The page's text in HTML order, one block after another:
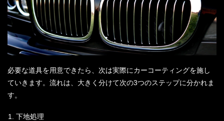
必要な道具を用意できたら、次は実際にカーコーティングを施し
ていきます。流れは、大きく分けて次の3つのステップに分かれま
す。
下地処理